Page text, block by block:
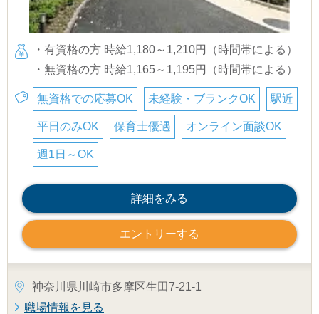
・有資格の方 時給1,180～1,210円（時間帯による）
・無資格の方 時給1,165～1,195円（時間帯による）
無資格での応募OK 未経験・ブランクOK 駅近
平日のみOK 保育士優遇 オンライン面談OK
週1日～OK
詳細をみる
エントリーする
神奈川県川崎市多摩区生田7-21-1
職場情報を見る